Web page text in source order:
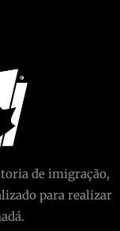
de imigração,
para realizar